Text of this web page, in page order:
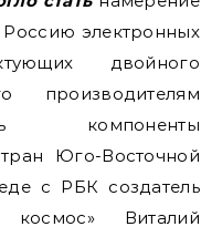
электронных
двойного
производителям
компоненты
Юго-Восточной
с РБК создатель
космос» Виталий